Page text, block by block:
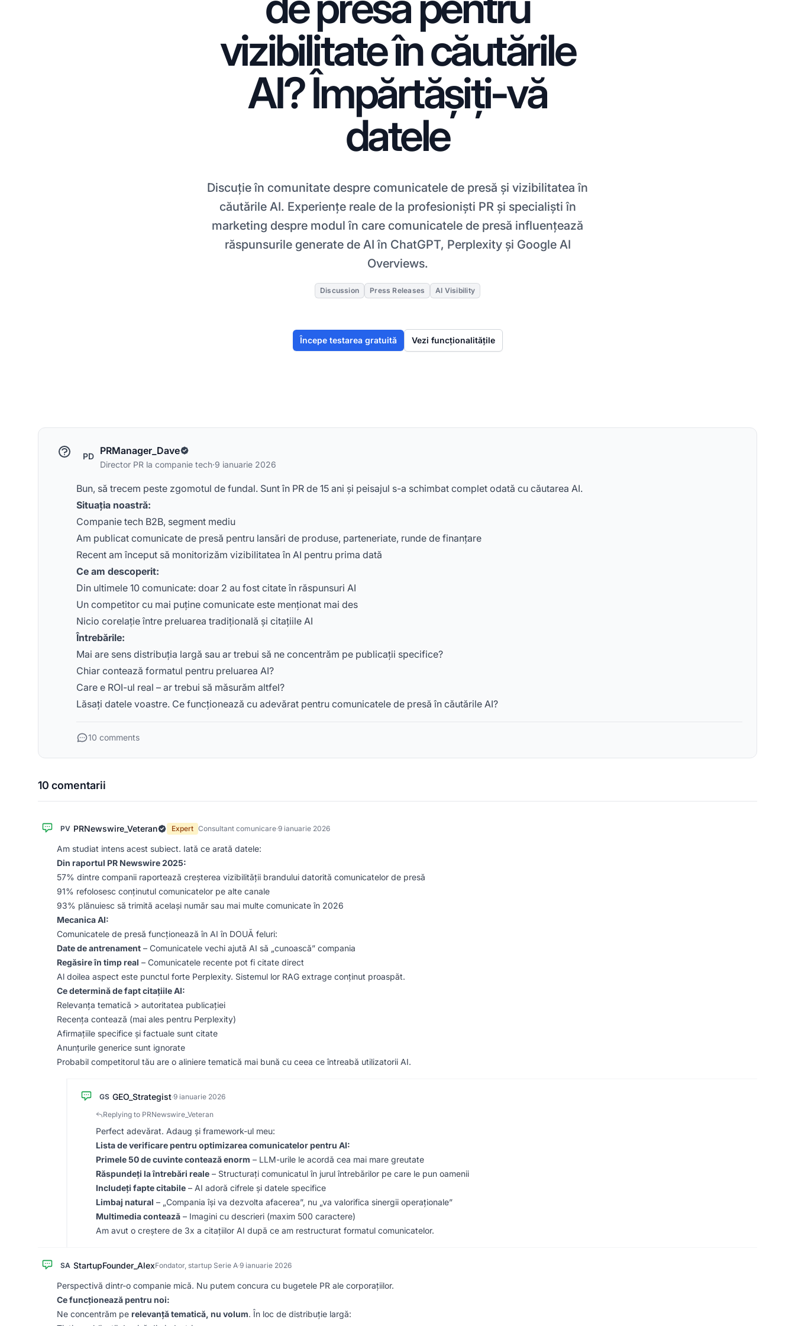
vizibilitate în căutările
AI? Împărtășiți-vă
datele
Discuție în comunitate despre comunicatele de presă și vizibilitatea în
căutările AI. Experiențe reale de la profesioniști PR și specialiști în
marketing despre modul în care comunicatele de presă influențează
răspunsurile generate de AI în ChatGPT, Perplexity și Google AI
Overviews.
Discussion Press Releases AI Visibility
Începe testarea gratuită Vezi funcționalitățile
PD PRManager_Dave
Director PR la companie tech·9 ianuarie 2026
Bun, să trecem peste zgomotul de fundal. Sunt în PR de 15 ani și peisajul s-a schimbat complet odată cu căutarea AI.
Situația noastră:
Companie tech B2B, segment mediu
Am publicat comunicate de presă pentru lansări de produse, parteneriate, runde de finanțare
Recent am început să monitorizăm vizibilitatea în AI pentru prima dată
Ce am descoperit:
Din ultimele 10 comunicate: doar 2 au fost citate în răspunsuri AI
Un competitor cu mai puține comunicate este menționat mai des
Nicio corelație între preluarea tradițională și citațiile AI
Întrebările:
Mai are sens distribuția largă sau ar trebui să ne concentrăm pe publicații specifice?
Chiar contează formatul pentru preluarea AI?
Care e ROI-ul real – ar trebui să măsurăm altfel?
Lăsați datele voastre. Ce funcționează cu adevărat pentru comunicatele de presă în căutările AI?
10 comments
10 comentarii
PV PRNewswire_Veteran Expert Consultant comunicare·9 ianuarie 2026
Am studiat intens acest subiect. Iată ce arată datele:
Din raportul PR Newswire 2025:
57% dintre companii raportează creșterea vizibilității brandului datorită comunicatelor de presă
91% refolosesc conținutul comunicatelor pe alte canale
93% plănuiesc să trimită același număr sau mai multe comunicate în 2026
Mecanica AI:
Comunicatele de presă funcționează în AI în DOUĂ feluri:
Date de antrenament – Comunicatele vechi ajută AI să „cunoască” compania
Regăsire în timp real – Comunicatele recente pot fi citate direct
Al doilea aspect este punctul forte Perplexity. Sistemul lor RAG extrage conținut proaspăt.
Ce determină de fapt citațiile AI:
Relevanța tematică > autoritatea publicației
Recența contează (mai ales pentru Perplexity)
Afirmațiile specifice și factuale sunt citate
Anunțurile generice sunt ignorate
Probabil competitorul tău are o aliniere tematică mai bună cu ceea ce întreabă utilizatorii AI.
GS GEO_Strategist·9 ianuarie 2026
Replying to PRNewswire_Veteran
Perfect adevărat. Adaug și framework-ul meu:
Lista de verificare pentru optimizarea comunicatelor pentru AI:
Primele 50 de cuvinte contează enorm – LLM-urile le acordă cea mai mare greutate
Răspundeți la întrebări reale – Structurați comunicatul în jurul întrebărilor pe care le pun oamenii
Includeți fapte citabile – AI adoră cifrele și datele specifice
Limbaj natural – „Compania își va dezvolta afacerea”, nu „va valorifica sinergii operaționale”
Multimedia contează – Imagini cu descrieri (maxim 500 caractere)
Am avut o creștere de 3x a citațiilor AI după ce am restructurat formatul comunicatelor.
SA StartupFounder_AlexFondator, startup Serie A·9 ianuarie 2026
Perspectivă dintr-o companie mică. Nu putem concura cu bugetele PR ale corporațiilor.
Ce funcționează pentru noi:
Ne concentrăm pe relevanță tematică, nu volum. În loc de distribuție largă: